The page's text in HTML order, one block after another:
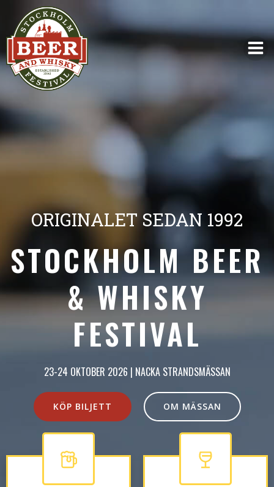
ORIGINALET SEDAN 1992
STOCKHOLM BEER
& WHISKY
FESTIVAL
23-24 OKTOBER 2026 | NACKA STRANDSMÄSSAN
KÖP BILJETT OM MÄSSAN